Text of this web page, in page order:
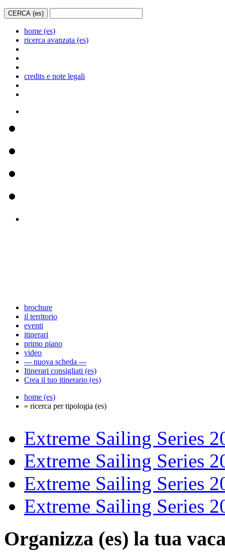
home (es)
ricerca avanzata (es)
credits e note legali
brochure
il territorio
eventi
itinerari
primo piano
video
--- nuova scheda ---
Itinerari consigliati (es)
Crea il tuo itinerario (es)
home (es)
» ricerca per tipologia (es)
Extreme Sailing Series
Extreme Sailing Series
Extreme Sailing Series
Extreme Sailing Series
Organizza (es) la tua